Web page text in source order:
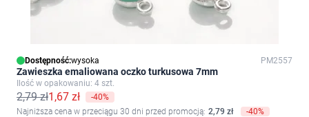
Dostępność:wysoka PM2557
Zawieszka emaliowana oczko turkusowa 7mm
Ilość w opakowaniu: 4 szt.
2,79 zł1,67 zł
-40%
Najniższa cena w przeciągu 30 dni przed promocją: 2,79 zł -40%